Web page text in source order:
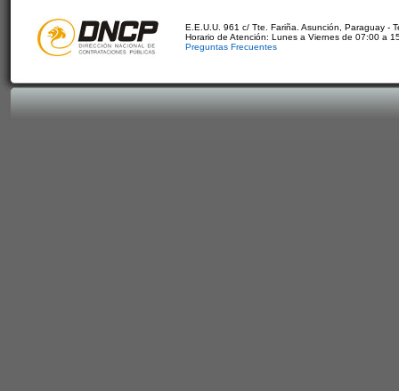
E.E.U.U. 961 c/ Tte. Fariña. Asunción, Paraguay -
Horario de Atención: Lunes a Viernes de 07:00 a
Preguntas Frecuentes